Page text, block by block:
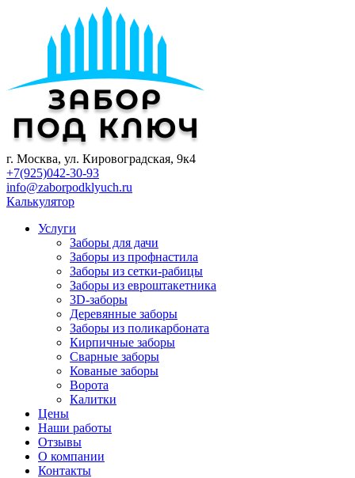
г. Mocквa, ул. Кировоградская, 9к4
+7(925)042-30-93
info@zaborpodklyuch.ru
Калькулятор
Услуги
Заборы для дачи
Заборы из профнастила
Заборы из сетки-рабицы
Заборы из евроштакетника
3D-заборы
Деревянные заборы
Заборы из поликарбоната
Кирпичные заборы
Сварные заборы
Кованые заборы
Ворота
Калитки
Цены
Наши работы
Отзывы
О компании
Контакты